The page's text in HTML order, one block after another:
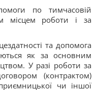
по тимчасовій
місцем роботи і за
та допомога
як за основним
У разі роботи за
(контрактом)
чи іншої